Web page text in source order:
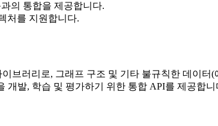
의 통합을 제공합니다.
처를 지원합니다.
이브러리로, 그래프 구조 및 기타 불규칙한 데이
개발, 학습 및 평가하기 위한 통합 API를 제공합니